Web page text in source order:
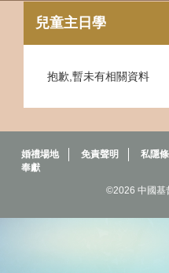
兒童主日學
抱歉,暫未有相關資料
婚禮場地 免責聲明 私隱
奉獻
©2026 中國基